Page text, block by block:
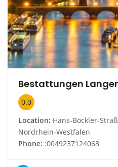
Bestattungen
0.0
Location: Hans-Böckler-
Nordrhein-Westfalen
Phone: :0049237124068